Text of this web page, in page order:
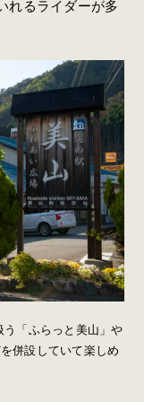
れるライダーが多
「ふらっと美山」や
併設していて楽しめ